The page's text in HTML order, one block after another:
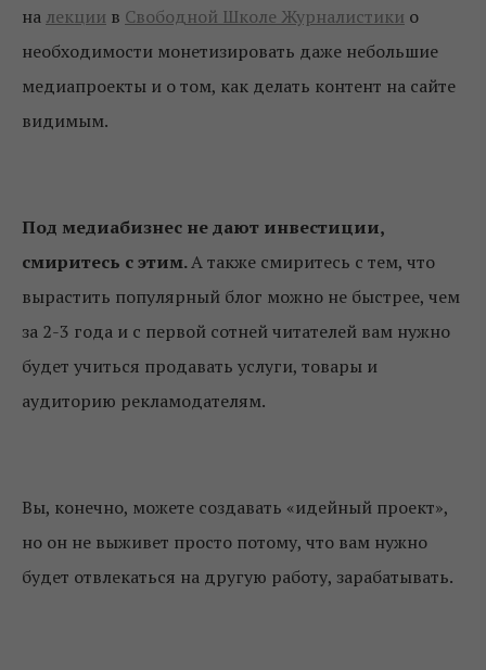
на лекции в Свободной Школе Журналистики о
необходимости монетизировать даже небольшие
медиапроекты и о том, как делать контент на сайте
видимым.
Под медиабизнес не дают инвестиции,
смиритесь с этим.А также смиритесь с тем, что
вырастить популярный блог можно не быстрее, чем
за 2-3 года и с первой сотней читателей вам нужно
будет учиться продавать услуги, товары и
аудиторию рекламодателям.
Вы, конечно, можете создавать «идейный проект»,
но он не выживет просто потому, что вам нужно
будет отвлекаться на другую работу, зарабатывать.